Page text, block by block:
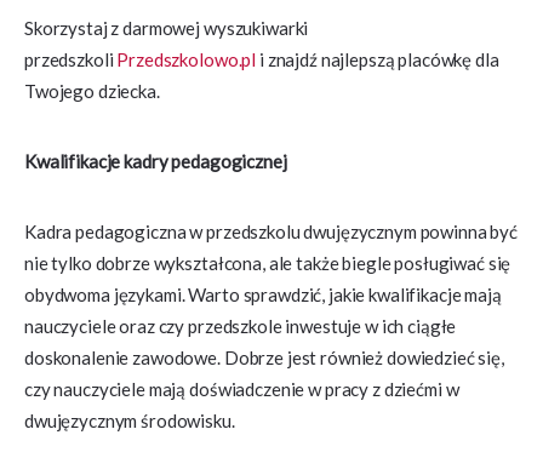
Skorzystaj z darmowej wyszukiwarki
przedszkoli Przedszkolowo.pl i znajdź najlepszą placówkę dla
Twojego dziecka.
Kwalifikacje kadry pedagogicznej
Kadra pedagogiczna w przedszkolu dwujęzycznym powinna być
nie tylko dobrze wykształcona, ale także biegle posługiwać się
obydwoma językami. Warto sprawdzić, jakie kwalifikacje mają
nauczyciele oraz czy przedszkole inwestuje w ich ciągłe
doskonalenie zawodowe. Dobrze jest również dowiedzieć się,
czy nauczyciele mają doświadczenie w pracy z dziećmi w
dwujęzycznym środowisku.